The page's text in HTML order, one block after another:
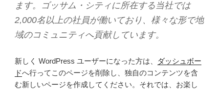
ます。ゴッサム・シティに所在する当社では
2,000名以上の社員が働いており、様々な形で地
域のコミュニティへ貢献しています。
新しく WordPress ユーザーになった方は、
ダッシュボー
ドへ行ってこのページを削除し、独自のコンテンツを含
む新しいページを作成してください。それでは、お楽し